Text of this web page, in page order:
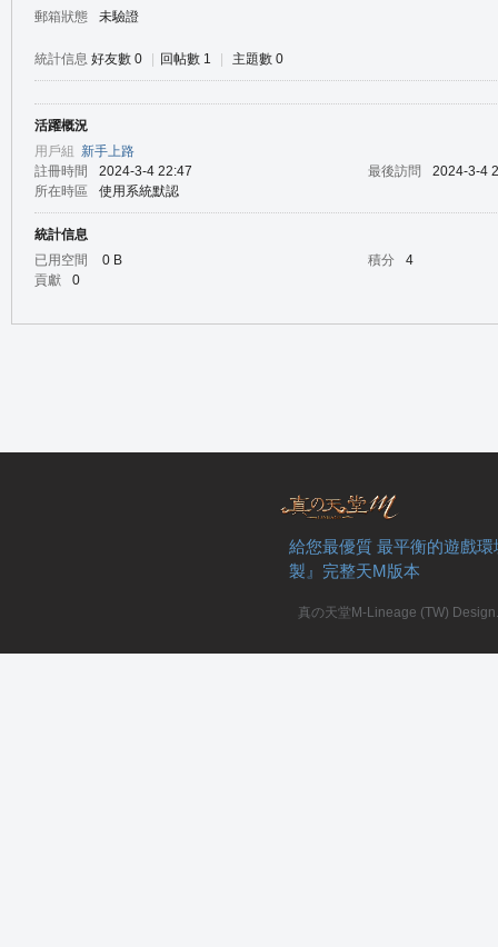
郵箱狀態
未驗證
統計信息 好友數 0 回帖數 1 主題數 0
活躍概況
用戶組 新手上路
註冊時間
2024-3-4 22:47 最後訪問
2024-3-4
所在時區
使用系統默認
統計信息
已用空間
0 B 積分
4
貢獻
0
給您最優質 最平衡的遊戲
製』完整天M版本
真の天堂M-Lineage (TW)